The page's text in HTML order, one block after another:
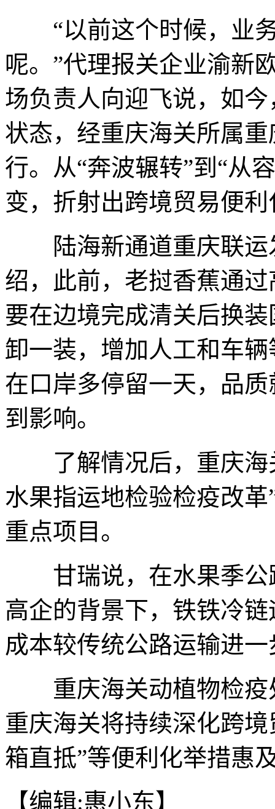
“以前这个时候，业务
呢。”代理报关企业渝新
场负责人向迎飞说，如
状态，经重庆海关所属
行。从“奔波辗转”到“从
变，折射出跨境贸易便
陆海新通道重庆联运
绍，此前，老挝香蕉通
要在边境完成清关后换
卸一装，增加人工和车
在口岸多停留一天，品
到影响。
了解情况后，重庆海
水果指运地检验检疫改
重点项目。
甘瑞说，在水果季公
高企的背景下，铁铁冷
成本较传统公路运输进
重庆海关动植物检疫
重庆海关将持续深化跨
箱直抵”等便利化举措惠
【编辑:惠小东】